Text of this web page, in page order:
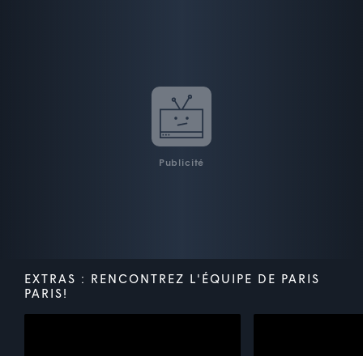
Publicité
EXTRAS : RENCONTREZ L'ÉQUIPE DE PARIS
PARIS!